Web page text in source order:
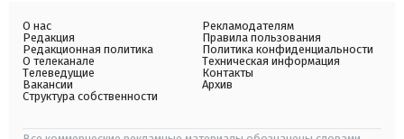
О нас
Редакция
Редакционная политика
О телеканале
Телеведущие
Вакансии
Структура собственности
Рекламодателям
Правила пользования
Политика конфиденциальности
Техническая информация
Контакты
Архив